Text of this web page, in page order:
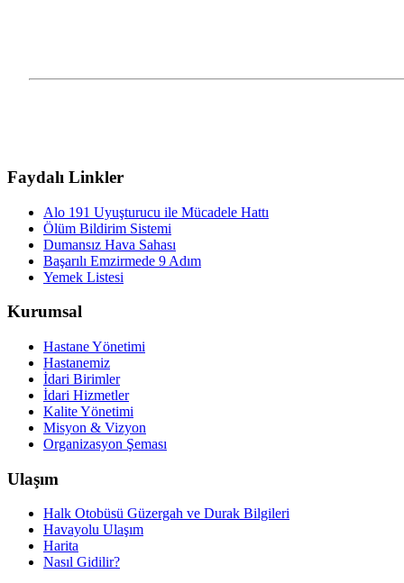
Faydalı Linkler
Alo 191 Uyuşturucu ile Mücadele Hattı
Ölüm Bildirim Sistemi
Dumansız Hava Sahası
Başarılı Emzirmede 9 Adım
Yemek Listesi
Kurumsal
Hastane Yönetimi
Hastanemiz
İdari Birimler
İdari Hizmetler
Kalite Yönetimi
Misyon & Vizyon
Organizasyon Şeması
Ulaşım
Halk Otobüsü Güzergah ve Durak Bilgileri
Havayolu Ulaşım
Harita
Nasıl Gidilir?